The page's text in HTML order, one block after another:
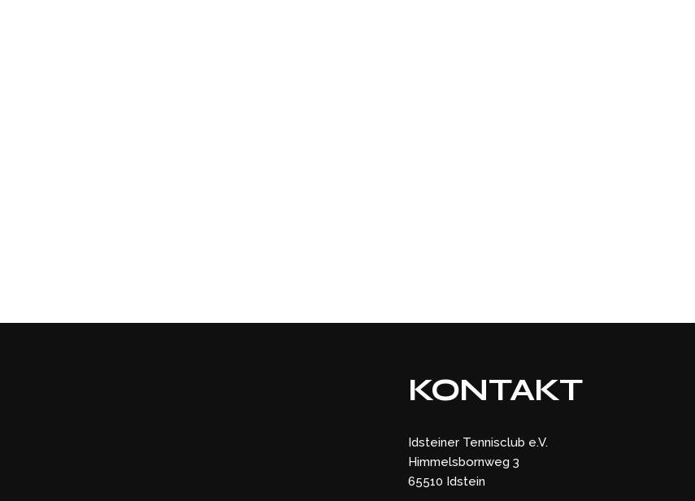
KONTAKT
Idsteiner Tennisclub e.V.
Himmelsbornweg 3
65510 Idstein